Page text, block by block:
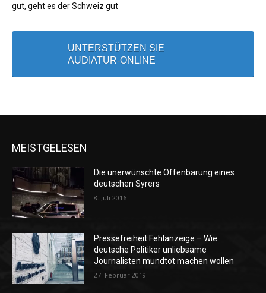
gut, geht es der Schweiz gut
UNTERSTÜTZEN SIE
AUDIATUR-ONLINE
MEISTGELESEN
Die unerwünschte Offenbarung eines
deutschen Syrers
8. Juli 2016
Pressefreiheit Fehlanzeige – Wie
deutsche Politiker unliebsame
Journalisten mundtot machen wollen
27. Februar 2019